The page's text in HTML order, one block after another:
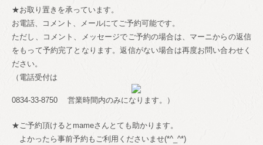
★お取り置きを承っています。
お電話、コメント、メールにてご予約可能です。
ただし、コメント、メッセージでご予約の場合は、マーニからの返信
をもって予約完了となります。返信がない場合は再度お問い合わせく
ださい。
（電話受付は
0834-33-8750 営業時間内のみになります。）
★ご予約頂けるとmameさんとても助かります。
よかったら事前予約もご利用くださいませ(*^_^*)